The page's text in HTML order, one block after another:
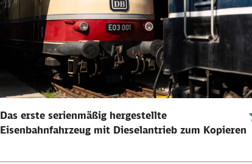
Das erste serienmäßig hergestellte
Eisenbahnfahrzeug mit Dieselantrieb zum Kopieren